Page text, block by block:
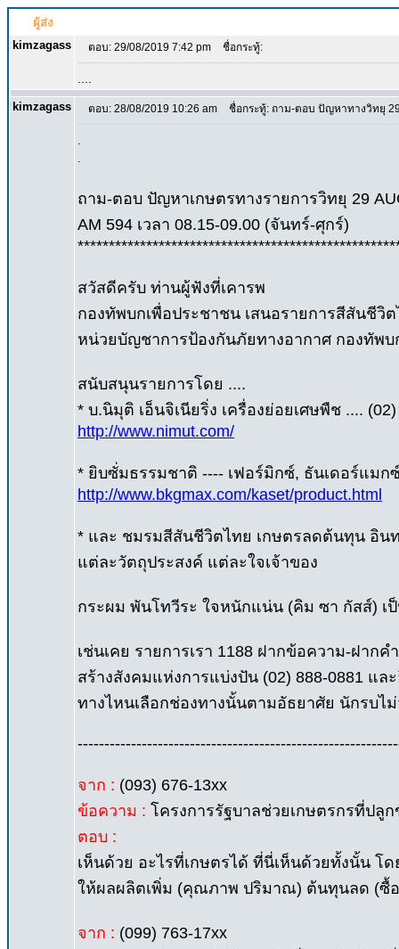
ผู้ส่ง
kimzagass
ตอบ: 29/08/2019 7:42 pm ชื่อกระทู้:
kimzagass ตอบ: 28/08/2019 10:26 am ชื่อกระทู้: ถาม-ตอบ ปัญหาทางวิทยุ
ถาม-ตอบ ปัญหาเกษตรทางรายการวิทยุ 29
AM 594 เวลา 08.15-09.00 (จันทร์-ศุกร์)
สวัสดีครับ ท่านผู้ฟังที่เคารพ
กองทัพบกเพื่อประชาชน เสนอรายการสีสันชีวิ
หน่วยบัญชาการป้องกันภัยทางอากาศ กองทัพบ
สนับสนุนรายการโดย ....
* บ.นิมุติ เอ็นจิเนียริ่ง เครื่องย่อยเศษพืช ....
http://www.nimut.com/
* ยิบซั่มธรรมชาติ ---- เฟอร์มิกซ์, ธันเดอร์แมก
http://www.bkgmax.com/kaset/product.html
* และ ชมรมสีสันชีวิตไทย เกษตรลดต้นทุน อิน
แต่ละวัตถุประสงค์ แต่ละใจเจ้าของ
กระผม พันโทวีระ ใจหนักแน่น (คิม ซา กัสส์) เ
เช่นเคย รายการเรา 1188 ฝากข้อความ-ฝาก
สร้างสังคมแห่งการแบ่งปัน (02) 888-0881 แ
ทางไหนเลือกช่องทางนั้นตามอัธยาศัย นักรบไม่
จาก : (093) 676-13xx
ข้อความ : โครงการรัฐบาลช่วยเกษตรกรที่ปลู
ตอบ :
เห็นด้วย อะไรที่เกษตรได้ ที่นี่เห็นด้วยทั้งนั้น โ
ให้ผลผลิตเพิ่ม (คุณภาพ ปริมาณ) ต้นทุนลด (ซื้อ
จาก : (099) 763-17xx